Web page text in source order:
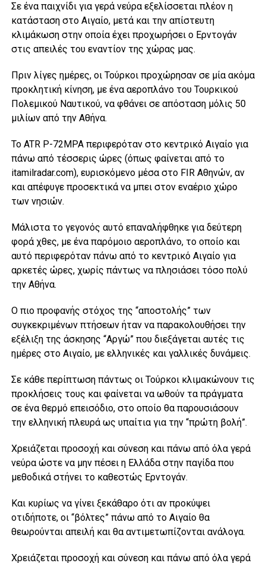
Σε ένα παιχνίδι για γερά νεύρα εξελίσσεται πλέον η
κατάσταση στο Αιγαίο, μετά και την απίστευτη
κλιμάκωση στην οποία έχει προχωρήσει ο Ερντογάν
στις απειλές του εναντίον της χώρας μας.
Πριν λίγες ημέρες, οι Τούρκοι προχώρησαν σε μία ακόμα
προκλητική κίνηση, με ένα αεροπλάνο του Τουρκικού
Πολεμικού Ναυτικού, να φθάνει σε απόσταση μόλις 50
μιλίων από την Αθήνα.
Το ATR P-72MPA περιφερόταν στο κεντρικό Αιγαίο για
πάνω από τέσσερις ώρες (όπως φαίνεται από το
itamilradar.com), ευρισκόμενο μέσα στο FIR Αθηνών, αν
και απέφυγε προσεκτικά να μπει στον εναέριο χώρο
των νησιών.
Μάλιστα το γεγονός αυτό επαναλήφθηκε για δεύτερη
φορά χθες, με ένα παρόμοιο αεροπλάνο, το οποίο και
αυτό περιφερόταν πάνω από το κεντρικό Αιγαίο για
αρκετές ώρες, χωρίς πάντως να πλησιάσει τόσο πολύ
την Αθήνα.
Ο πιο προφανής στόχος της “αποστολής” των
συγκεκριμένων πτήσεων ήταν να παρακολουθήσει την
εξέλιξη της άσκησης “Αργώ” που διεξάγεται αυτές τις
ημέρες στο Αιγαίο, με ελληνικές και γαλλικές δυνάμεις.
Σε κάθε περίπτωση πάντως οι Τούρκοι κλιμακώνουν τις
προκλήσεις τους και φαίνεται να ωθούν τα πράγματα
σε ένα θερμό επεισόδιο, στο οποίο θα παρουσιάσουν
την ελληνική πλευρά ως υπαίτια για την “πρώτη βολή”.
Χρειάζεται προσοχή και σύνεση και πάνω από όλα γερά
νεύρα ώστε να μην πέσει η Ελλάδα στην παγίδα που
μεθοδικά στήνει το καθεστώς Ερντογάν.
Και κυρίως να γίνει ξεκάθαρο ότι αν προκύψει
οτιδήποτε, οι “βόλτες” πάνω από το Αιγαίο θα
θεωρούνται απειλή και θα αντιμετωπίζονται ανάλογα.
Χρειάζεται προσοχή και σύνεση και πάνω από όλα γερά